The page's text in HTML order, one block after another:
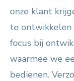
onze klant
te
focus bij
waarmee we
bedienen.